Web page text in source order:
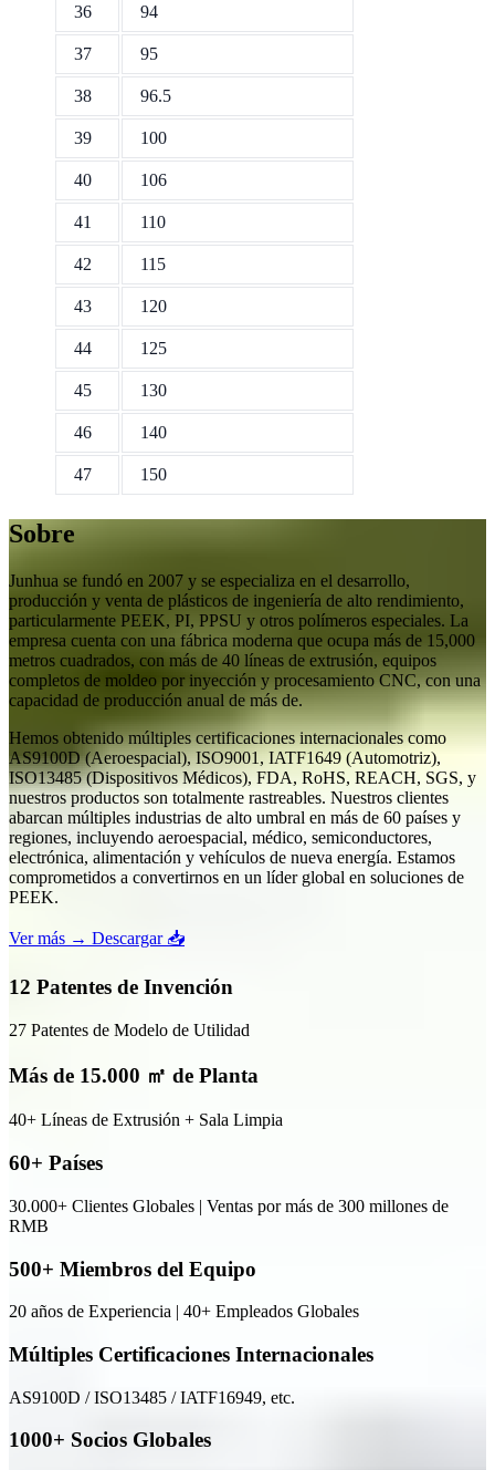
36 94
37 95
38 96.5
39 100
40 106
41 110
42 115
43 120
44 125
45 130
46 140
47 150
Sobre
Junhua se fundó en 2007 y se especializa en el desarrollo,
producción y venta de plásticos de ingeniería de alto rendimiento,
particularmente PEEK, PI, PPSU y otros polímeros especiales. La
empresa cuenta con una fábrica moderna que ocupa más de 15,000
metros cuadrados, con más de 40 líneas de extrusión, equipos
completos de moldeo por inyección y procesamiento CNC, con una
capacidad de producción anual de más de.
Hemos obtenido múltiples certificaciones internacionales como
AS9100D (Aeroespacial), ISO9001, IATF1649 (Automotriz),
ISO13485 (Dispositivos Médicos), FDA, RoHS, REACH, SGS, y
nuestros productos son totalmente rastreables. Nuestros clientes
abarcan múltiples industrias de alto umbral en más de 60 países y
regiones, incluyendo aeroespacial, médico, semiconductores,
electrónica, alimentación y vehículos de nueva energía. Estamos
comprometidos a convertirnos en un líder global en soluciones de
PEEK.
Ver más → Descargar 📥
12 Patentes de Invención
27 Patentes de Modelo de Utilidad
Más de 15.000 ㎡ de Planta
40+ Líneas de Extrusión + Sala Limpia
60+ Países
30.000+ Clientes Globales | Ventas por más de 300 millones de
RMB
500+ Miembros del Equipo
20 años de Experiencia | 40+ Empleados Globales
Múltiples Certificaciones Internacionales
AS9100D / ISO13485 / IATF16949, etc.
1000+ Socios Globales